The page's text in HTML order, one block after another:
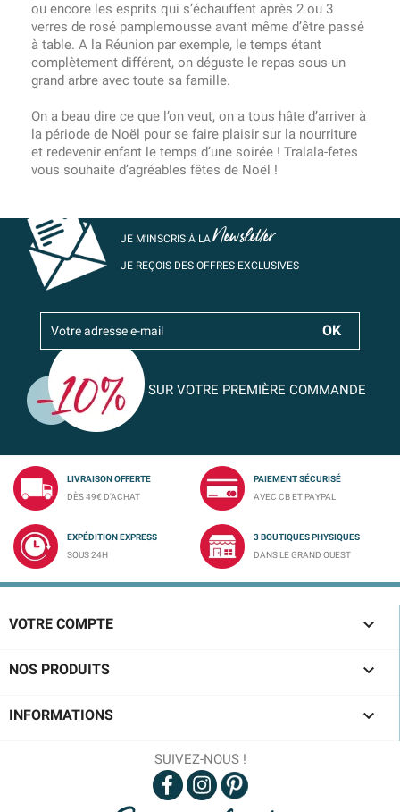
ou encore les esprits qui s’échauffent après 2 ou 3
verres de rosé pamplemousse avant même d’être passé
à table. A la Réunion par exemple, le temps étant
complètement différent, on déguste le repas sous un
grand arbre avec toute sa famille.
On a beau dire ce que l’on veut, on a tous hâte d’arriver à
la période de Noël pour se faire plaisir sur la nourriture
et redevenir enfant le temps d’une soirée ! Tralala-fetes
vous souhaite d’agréables fêtes de Noël !
JE M’INSCRIS À LANewsletter
JE REÇOIS DES OFFRES EXCLUSIVES
SUR VOTRE PREMIÈRE COMMANDE
LIVRAISON OFFERTE
DÈS 49€ D'ACHAT
PAIEMENT SÉCURISÉ
AVEC CB ET PAYPAL
EXPÉDITION EXPRESS
SOUS 24H
3 BOUTIQUES PHYSIQUES
DANS LE GRAND OUEST
VOTRE COMPTE 
NOS PRODUITS 
INFORMATIONS 
SUIVEZ-NOUS !